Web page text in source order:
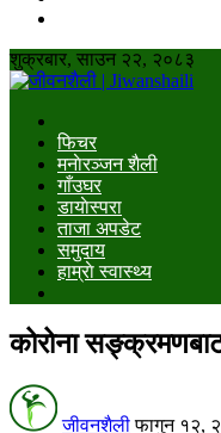
शुक्रबार, साउन २२, २०८३
फिचर
मनाेरञ्जन शैली
गाँउघर
डायाेस्परा
ताजा अपडेट
समुदाय
हाम्राे स्वास्थ्य
कोरोना
जीवनशैली फागुन १२,